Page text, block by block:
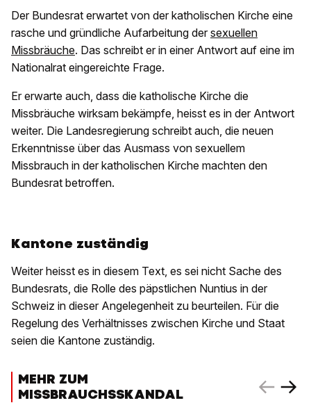
Der Bundesrat erwartet von der katholischen Kirche eine
rasche und gründliche Aufarbeitung der sexuellen
Missbräuche. Das schreibt er in einer Antwort auf eine im
Nationalrat eingereichte Frage.
Er erwarte auch, dass die katholische Kirche die
Missbräuche wirksam bekämpfe, heisst es in der Antwort
weiter. Die Landesregierung schreibt auch, die neuen
Erkenntnisse über das Ausmass von sexuellem
Missbrauch in der katholischen Kirche machten den
Bundesrat betroffen.
Kantone zuständig
Weiter heisst es in diesem Text, es sei nicht Sache des
Bundesrats, die Rolle des päpstlichen Nuntius in der
Schweiz in dieser Angelegenheit zu beurteilen. Für die
Regelung des Verhältnisses zwischen Kirche und Staat
seien die Kantone zuständig.
MEHR ZUM
MISSBRAUCHSSKANDAL